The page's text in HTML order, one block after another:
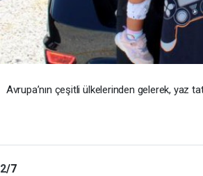
Avrupa’nın çeşitli ülkelerinden gelerek, yaz
2/7